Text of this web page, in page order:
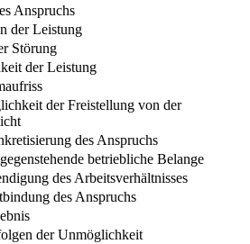
Anspruchs
der Leistung
Störung
der Leistung
der Freistellung von der
des Anspruchs
betriebliche Belange
des Arbeitsverhältnisses
des Anspruchs
der Unmöglichkeit